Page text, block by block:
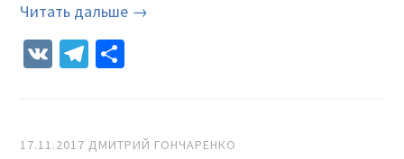
Читать дальше →
VK Telegram
17.11.2017 ДМИТРИЙ ГОНЧАРЕНКО